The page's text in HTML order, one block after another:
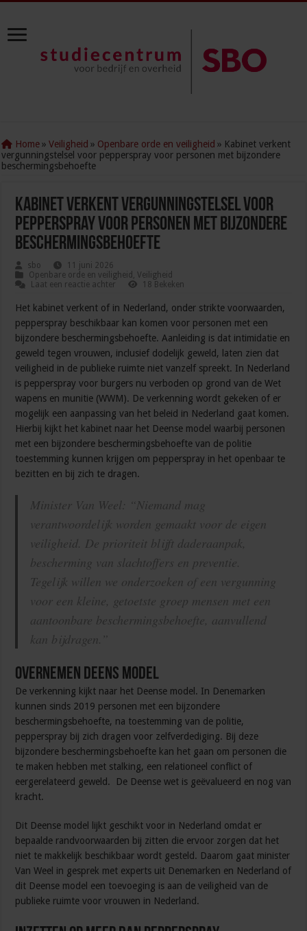
Home » Veiligheid » Openbare orde en veiligheid » Kabinet verkent
vergunningstelsel voor pepperspray voor personen met bijzondere
beschermingsbehoefte
Kabinet verkent vergunningstelsel voor
pepperspray voor personen met bijzondere
beschermingsbehoefte
sbo
11 juni 2026
Openbare orde en veiligheid ,Veiligheid
Laat een reactie achter
18 Bekeken
Het kabinet verkent of in Nederland, onder strikte voorwaarden,
pepperspray beschikbaar kan komen voor personen met een
bijzondere beschermingsbehoefte. Aanleiding is dat intimidatie en
geweld tegen vrouwen, inclusief dodelijk geweld, laten zien dat
veiligheid in de publieke ruimte niet vanzelf spreekt. In Nederland
is pepperspray voor burgers nu verboden op grond van de Wet
wapens en munitie (WWM). De verkenning wordt gekeken of er
mogelijk een aanpassing van het beleid in Nederland gaat komen.
Hierbij kijkt het kabinet naar het Deense model waarbij personen
met een bijzondere beschermingsbehoefte van de politie
toestemming kunnen krijgen om pepperspray in het openbaar te
bezitten en bij zich te dragen.
Minister Van Weel: “Niemand mag
verantwoordelijk worden gemaakt voor de eigen
veiligheid. De prioriteit blijft daderaanpak,
bescherming van slachtoffers en preventie.
Tegelijk willen we onderzoeken of een vergunning
voor een kleine, getoetste groep mensen met een
aantoonbare beschermingsbehoefte, aanvullend
kan bijdragen.”
Overnemen Deens model
De verkenning kijkt naar het Deense model. In Denemarken
kunnen sinds 2019 personen met een bijzondere
beschermingsbehoefte, na toestemming van de politie,
pepperspray bij zich dragen voor zelfverdediging. Bij deze
bijzondere beschermingsbehoefte kan het gaan om personen die
te maken hebben met stalking, een relationeel conflict of
eergerelateerd geweld. De Deense wet is geëvalueerd en nog van
kracht.
Dit Deense model lijkt geschikt voor in Nederland omdat er
bepaalde randvoorwaarden bij zitten die ervoor zorgen dat het
niet te makkelijk beschikbaar wordt gesteld. Daarom gaat minister
Van Weel in gesprek met experts uit Denemarken en Nederland of
dit Deense model een toevoeging is aan de veiligheid van de
publieke ruimte voor vrouwen in Nederland.